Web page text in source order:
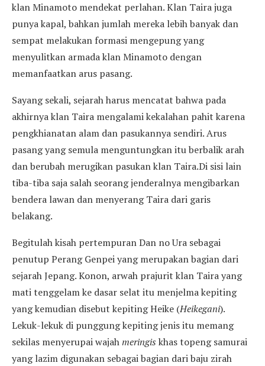
klan Minamoto mendekat perlahan. Klan Taira juga
punya kapal, bahkan jumlah mereka lebih banyak dan
sempat melakukan formasi mengepung yang
menyulitkan armada klan Minamoto dengan
memanfaatkan arus pasang.
Sayang sekali, sejarah harus mencatat bahwa pada
akhirnya klan Taira mengalami kekalahan pahit karena
pengkhianatan alam dan pasukannya sendiri. Arus
pasang yang semula menguntungkan itu berbalik arah
dan berubah merugikan pasukan klan Taira.Di sisi lain
tiba-tiba saja salah seorang jenderalnya mengibarkan
bendera lawan dan menyerang Taira dari garis
belakang.
Begitulah kisah pertempuran Dan no Ura sebagai
penutup Perang Genpei yang merupakan bagian dari
sejarah Jepang. Konon, arwah prajurit klan Taira yang
mati tenggelam ke dasar selat itu menjelma kepiting
yang kemudian disebut kepiting Heike (Heikegani).
Lekuk-lekuk di punggung kepiting jenis itu memang
sekilas menyerupai wajahmeringis khas topeng samurai
yang lazim digunakan sebagai bagian dari baju zirah